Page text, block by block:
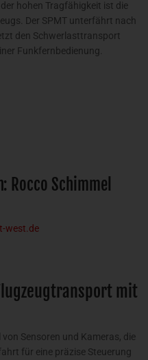
hohen Tragfähigkeit ist die
Der SPMT unterfährt nach
den Schwerlasttransport
Funkfernbedienung.
Rocco Schimmel
west.de
mit
Sensoren und Kameras, die
für eine präzise Steuerung